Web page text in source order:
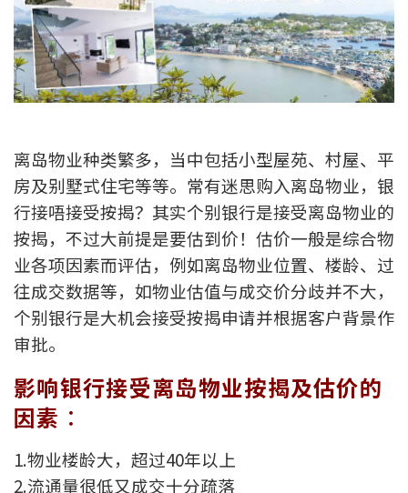
免费开户转介服务
私人贷款
新盘优越按揭优惠
中原按揭标签优惠
推荐齐齐友赏
按揭工具
按揭计算
转按计算
置业预算
供款年期计算
离岛物业种类繁多，当中包括小型屋苑、村屋、平
房及别墅式住宅等等。常有迷思购入离岛物业，银
行接唔接受按揭？其实个别银行是接受离岛物业的
按揭，不过大前提是要估到价！估价一般是综合物
业各项因素而评估，例如离岛物业位置、楼龄、过
往成交数据等，如物业估值与成交价分歧并不大，
个别银行是大机会接受按揭申请并根据客户背景作
审批。
影响银行接受离岛物业按揭及估价的
因素︰
1.物业楼龄大，超过40年以上
2.流通量很低又成交十分疏落